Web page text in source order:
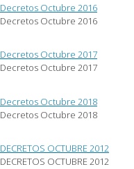
Decretos Octubre 2016
Decretos Octubre 2016
Decretos Octubre 2017
Decretos Octubre 2017
Decretos Octubre 2018
Decretos Octubre 2018
DECRETOS OCTUBRE 2012
DECRETOS OCTUBRE 2012